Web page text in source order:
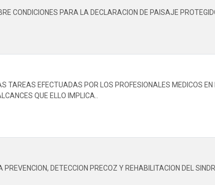
CONDICIONES PARA LA DECLARACION DE PAISAJE
TAREAS EFECTUADAS POR LOS PROFESIONALES MEDICOS
QUE ELLO IMPLICA..
DETECCION PRECOZ Y REHABILITACION DEL